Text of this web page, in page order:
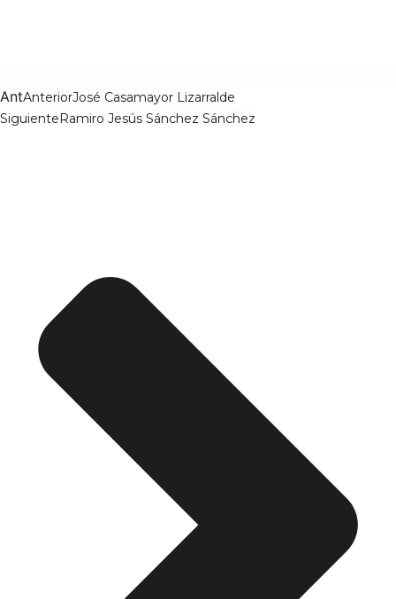
AntAnteriorJosé Casamayor Lizarralde
SiguienteRamiro Jesús Sánchez Sánchez